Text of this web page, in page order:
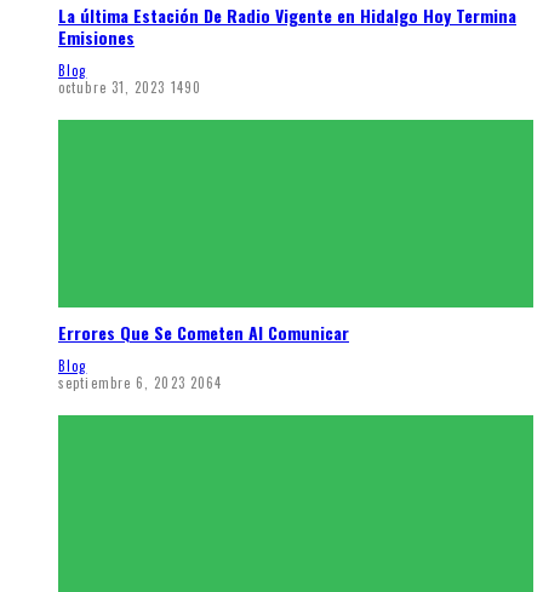
La última Estación De Radio Vigente en Hidalgo Hoy Termina
Emisiones
Blog
octubre 31, 2023 1490
Errores Que Se Cometen Al Comunicar
Blog
septiembre 6, 2023 2064